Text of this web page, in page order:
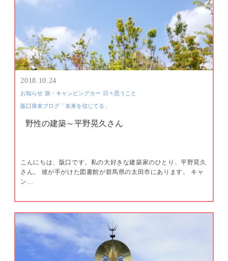
2018.10.24
お知らせ 旅・キャンピングカー 日々思うこと
阪口珠未ブログ「未来を信じてる」
野性の建築～平野晃久さん
こんにちは、阪口です。私の大好きな建築家のひとり、平野晃久
さん。 彼が手がけた図書館が群馬県の太田市にあります。 キャ
ン…